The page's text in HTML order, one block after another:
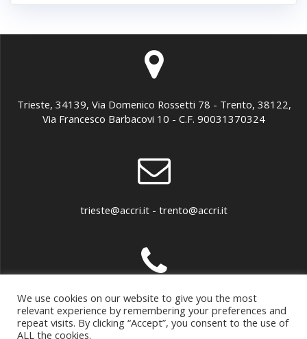
Trieste, 34139, Via Domenico Rossetti 78 - Trento, 38122,
Via Francesco Barbacovi 10 - C.F. 90031370324
trieste@accri.it - trento@accri.it
040 307899 - 0461 891279
We use cookies on our website to give you the most
relevant experience by remembering your preferences and
repeat visits. By clicking “Accept”, you consent to the use of
ALL the cookies.